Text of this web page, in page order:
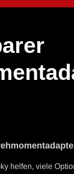
einstellbaren
helfen, viele